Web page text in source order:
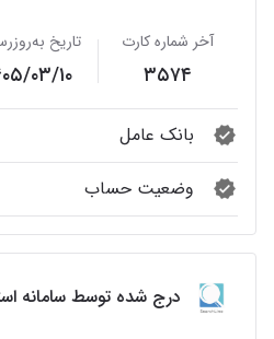
آخر شماره کارت تاریخ
۳۵۷۴ ۱۴۰۵/
بانک عامل
وضعیت حساب
درج شده توسط سامانه